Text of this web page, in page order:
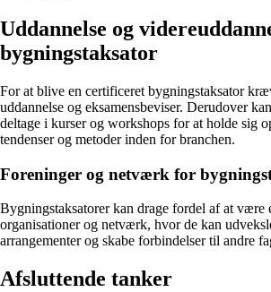
Uddannelse og
bygningstaksator
For at blive en certificeret bygningstaksator
uddannelse og eksamensbeviser. Derudover
deltage i kurser og workshops for at holde sig
tendenser og metoder inden for branchen.
Foreninger og netværk for
Bygningstaksatorer kan drage fordel af at være
organisationer og netværk, hvor de kan
arrangementer og skabe forbindelser til andre
Afsluttende tanker